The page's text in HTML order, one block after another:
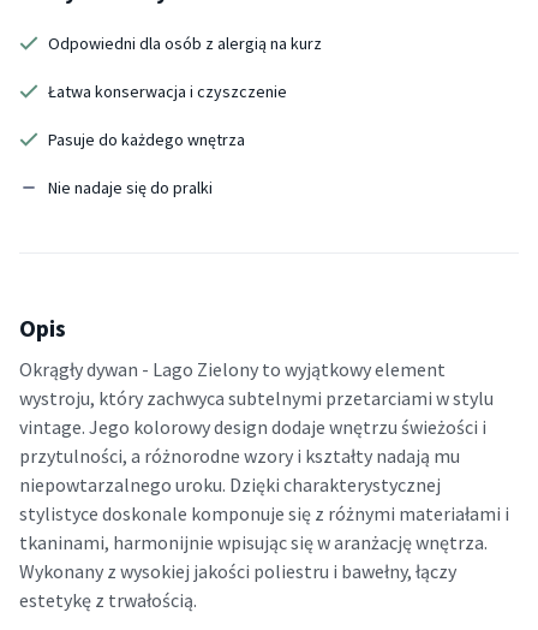
Odpowiedni dla osób z alergią na kurz
Łatwa konserwacja i czyszczenie
Pasuje do każdego wnętrza
Nie nadaje się do pralki
Opis
Okrągły dywan - Lago Zielony to wyjątkowy element
wystroju, który zachwyca subtelnymi przetarciami w stylu
vintage. Jego kolorowy design dodaje wnętrzu świeżości i
przytulności, a różnorodne wzory i kształty nadają mu
niepowtarzalnego uroku. Dzięki charakterystycznej
stylistyce doskonale komponuje się z różnymi materiałami i
tkaninami, harmonijnie wpisując się w aranżację wnętrza.
Wykonany z wysokiej jakości poliestru i bawełny, łączy
estetykę z trwałością.